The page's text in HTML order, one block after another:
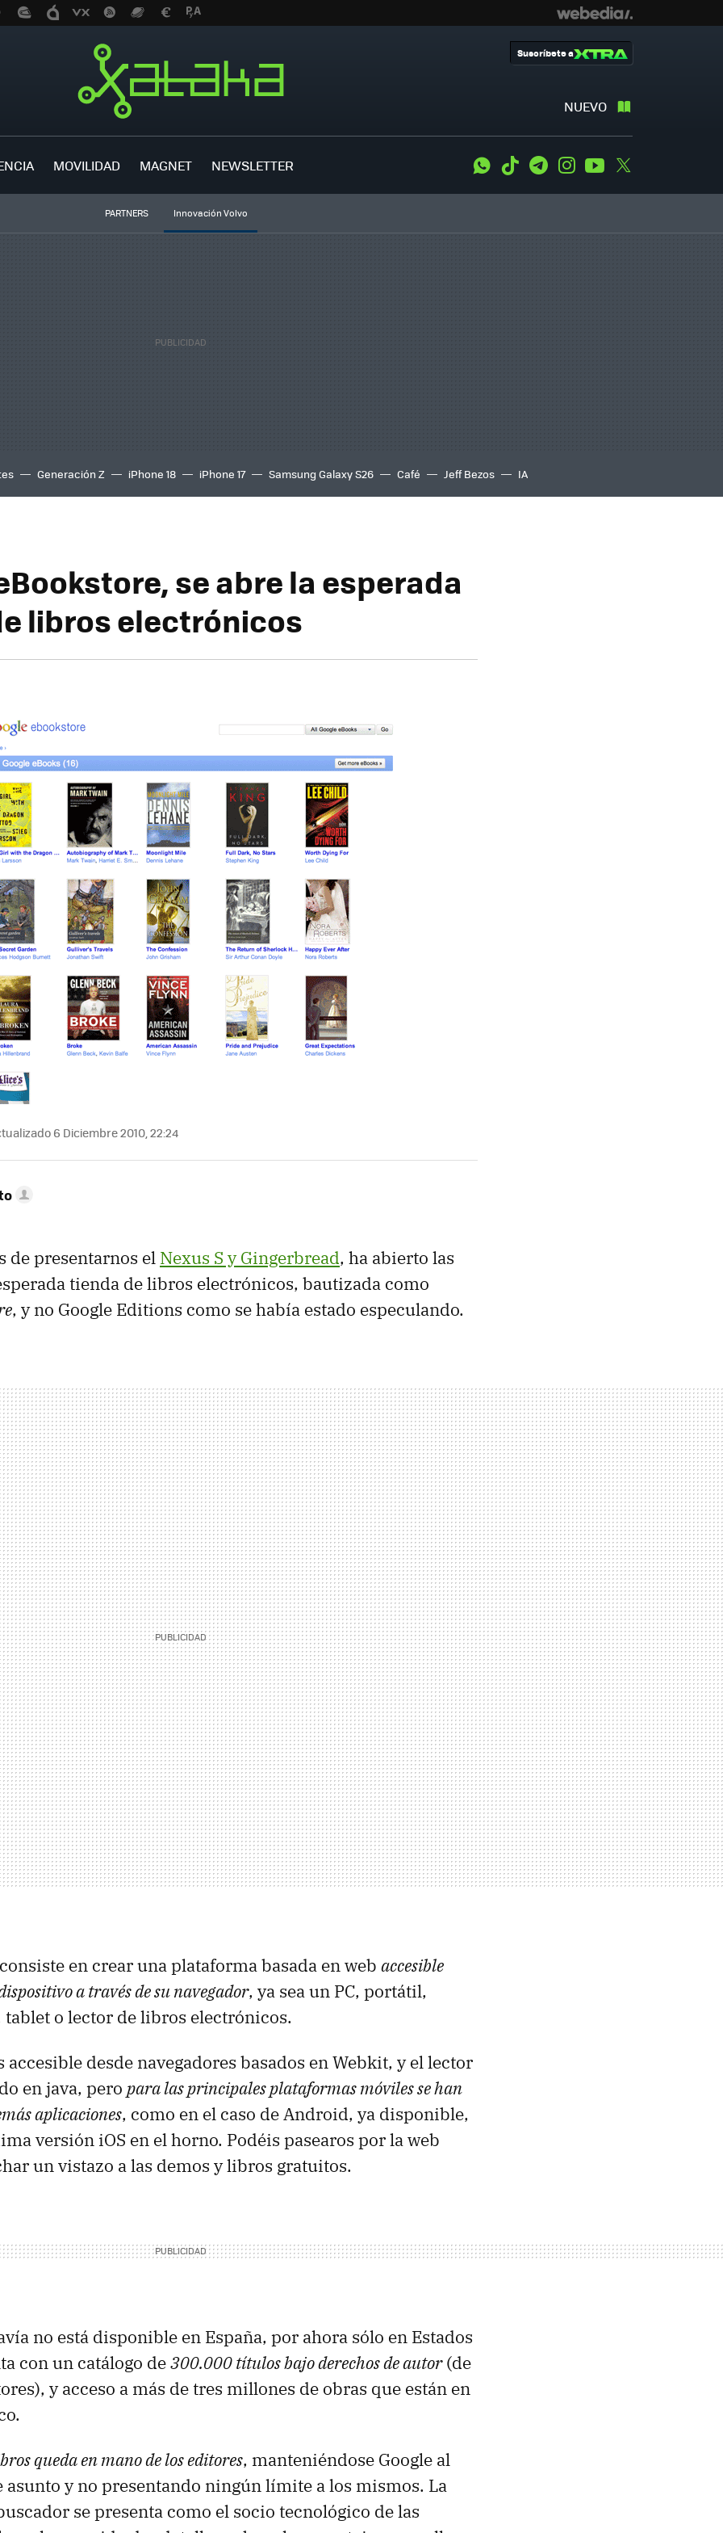
NUEVO
Suscríbete a
MOVILIDAD MAGNET NEWSLETTER WhatsApp
Tiktok TelegramInstagramYoutube
PARTNERS Innovación Volvo
Generación Z iPhone 18 iPhone 17 Samsung Galaxy S26 Café Jeff Bezos IA
se abre la esperada
libros electrónicos
6 Diciembre 2010, 22:24
de presentarnos el Nexus S y Gingerbread, ha abierto las
tienda de libros electrónicos, bautizada como
, y no Google Editions como se había estado especulando.
en crear una plataforma basada en web accesible
a través de su navegador, ya sea un PC, portátil,
o lector de libros electrónicos.
accesible desde navegadores basados en Webkit, y el lector
en java, pero para las principales plataformas móviles se han
aplicaciones, como en el caso de Android, ya disponible,
versión iOS en el horno. Podéis pasearos por la web
un vistazo a las demos y libros gratuitos.
no está disponible en España, por ahora sólo en Estados
con un catálogo de300.000 títulos bajo derechos de autor(de
y acceso a más de tres millones de obras que están en
queda en mano de los editores, manteniéndose Google al
asunto y no presentando ningún límite a los mismos. La
se presenta como el socio tecnológico de las